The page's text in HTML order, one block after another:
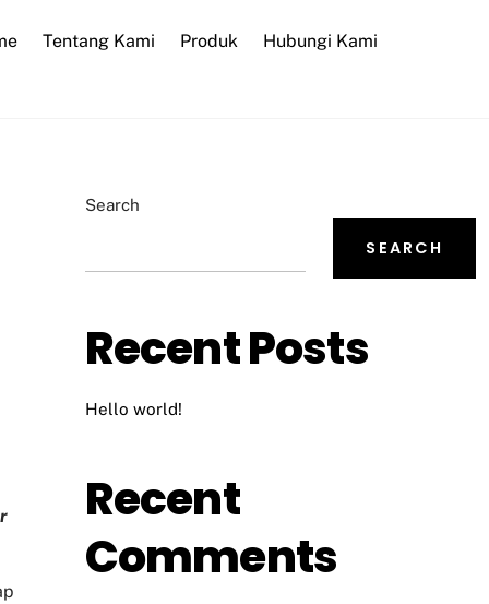
Tentang Kami Produk Hubungi Kami
Search
SEARCH
Recent Posts
Hello world!
Recent
Comments